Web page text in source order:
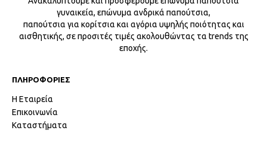
γυναικεία, επώνυμα ανδρικά παπούτσια,
παπούτσια για κορίτσια και αγόρια υψηλής ποιότητας και
αισθητικής, σε προσιτές τιμές ακολουθώντας τα trends της
εποχής.
ΠΛΗΡΟΦΟΡΙΕΣ
Η Εταιρεία
Επικοινωνία
Καταστήματα